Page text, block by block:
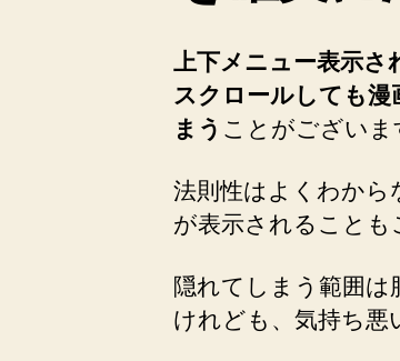
上下メニュー表示
スクロールしても漫
まう ことがございま
法則性はよくわか
が表示されることも
隠れてしまう範囲は
けれども、気持ち悪